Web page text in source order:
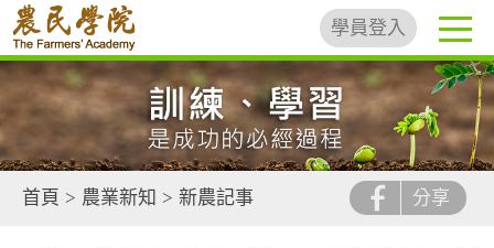
學員登入
首頁 > 農業新知 > 新農記事 分享